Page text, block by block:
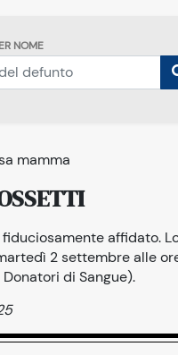
NOME
mamma
affidato.
2 settembre alle
di Sangue).